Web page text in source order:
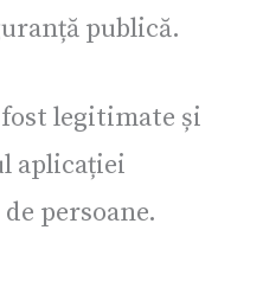
publică.
legitimate și
aplicației
persoane.